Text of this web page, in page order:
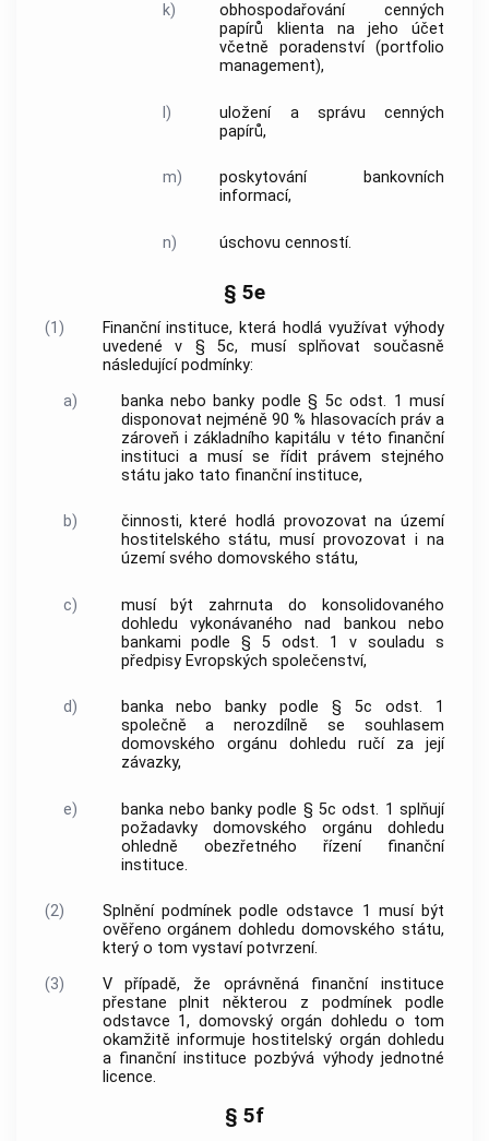
k)
obhospodařování cenných
papírů klienta na jeho účet
včetně poradenství (portfolio
management),
l)
uložení a správu cenných
papírů,
m)
poskytování bankovních
informací,
n) úschovu cenností.
§ 5e
(1)
Finanční instituce, která hodlá využívat výhody
uvedené v § 5c, musí splňovat současně
následující podmínky:
a)
banka nebo banky podle § 5c odst. 1 musí
disponovat nejméně 90 % hlasovacích práv a
zároveň i základního kapitálu v této finanční
instituci a musí se řídit právem stejného
státu jako tato finanční instituce,
b)
činnosti, které hodlá provozovat na území
hostitelského státu, musí provozovat i na
území svého domovského státu,
c)
musí být zahrnuta do konsolidovaného
dohledu vykonávaného nad bankou nebo
bankami podle § 5 odst. 1 v souladu s
předpisy Evropských společenství,
d)
banka nebo banky podle § 5c odst. 1
společně a nerozdílně se souhlasem
domovského orgánu dohledu ručí za její
závazky,
e)
banka nebo banky podle § 5c odst. 1 splňují
požadavky domovského orgánu dohledu
ohledně obezřetného řízení finanční
instituce.
(2)
Splnění podmínek podle odstavce 1 musí být
ověřeno orgánem dohledu domovského státu,
který o tom vystaví potvrzení.
(3)
V případě, že oprávněná finanční instituce
přestane plnit některou z podmínek podle
odstavce 1, domovský orgán dohledu o tom
okamžitě informuje hostitelský orgán dohledu
a finanční instituce pozbývá výhody jednotné
licence.
§ 5f